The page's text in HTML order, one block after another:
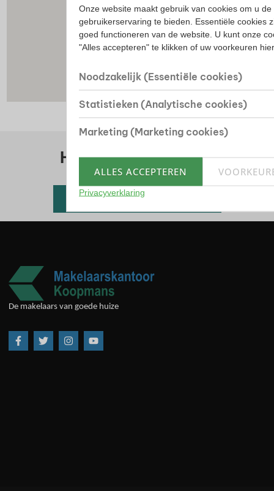
Huis kopen? Bekijk ons
woningaanbod
Alle beschikbare woningen
De makelaars van goede huize
Onze website maakt gebruik van cookies om u
gebruikerservaring te bieden. Essentiële cookies
goed functioneren van de website. U kunt onze
"Alles accepteren" te klikken of uw voorkeuren
Noodzakelijk (Essentiële cookies)
Statistieken (Analytische cookies)
Marketing (Marketing cookies)
ALLES ACCEPTEREN
Privacyverklaring